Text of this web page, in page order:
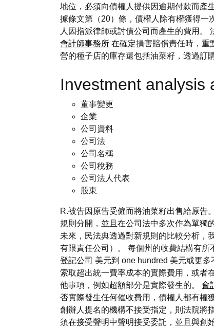
地位，必須向債權人提供因逾期付款而產
據條文第（20）條，債權人除有權獲得一
人因指派律師或討債公司而產生的費用。
會計師事務所 在確定損害賠償責任時，重
營的種子店的庫存還包括油菜籽，透過訂
Investment analysis
董事變更
企業
公司資料
公司法
公司名稱
公司稅務
公司法人代表
股東
R.被告因原告受僱而將油菜籽出售給原告
規則分開，並且在公司法中多次作為單獨
未來，民法典透過對新規則的比較分析，
有限責任公司）。 每個州的收費結構有
登記公司 美元到 one hundred 美元或更
索取超出統一費率成本的實際費用，或者
他事項，例如超額部分是實際發生的。 會
否實際發生任何催收費用，債權人都有權
創辦人提名的機構不接受指定，則法院將
須在接受聲明中聲明接受委託，並且與創